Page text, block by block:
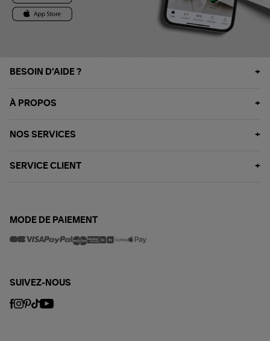
BESOIN D'AIDE ?
À PROPOS
NOS SERVICES
SERVICE CLIENT
MODE DE PAIEMENT
SUIVEZ-NOUS